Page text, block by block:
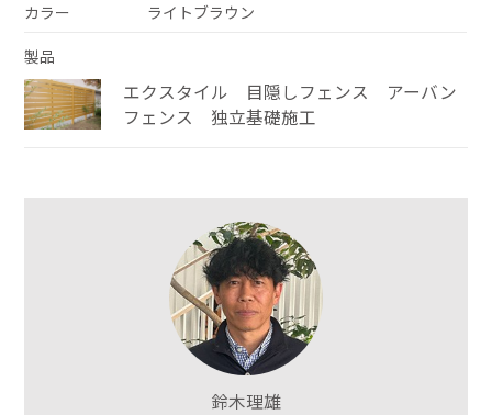
カラー
ライトブラウン
製品
エクスタイル 目隠しフェンス アーバン
フェンス 独立基礎施工
鈴木理雄